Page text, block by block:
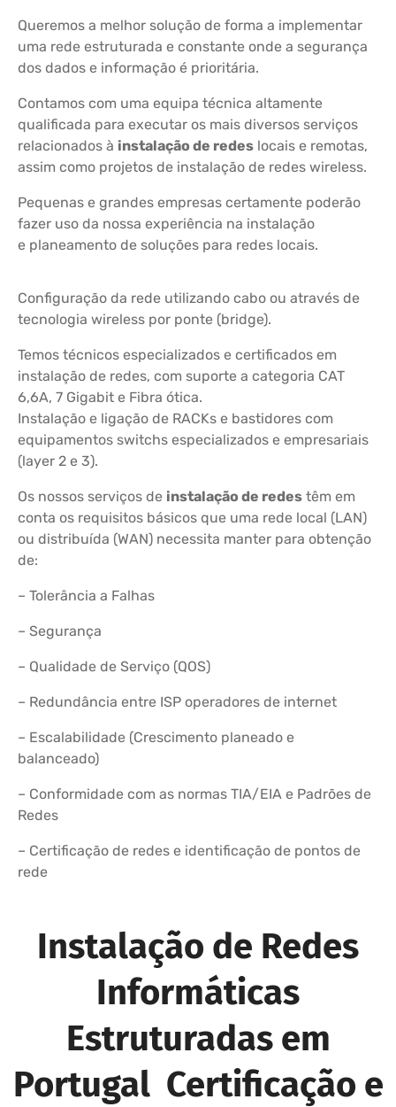
Queremos a melhor solução de forma a implementar
uma rede estruturada e constante onde a segurança
dos dados e informação é prioritária.
Contamos com uma equipa técnica altamente
qualificada para executar os mais diversos serviços
relacionados à instalação de redes locais e remotas,
assim como projetos de instalação de redes wireless.
Pequenas e grandes empresas certamente poderão
fazer uso da nossa experiência na instalação
e planeamento de soluções para redes locais.
Configuração da rede utilizando cabo ou através de
tecnologia wireless por ponte (bridge).
Temos técnicos especializados e certificados em
instalação de redes, com suporte a categoria CAT
6,6A, 7 Gigabit e Fibra ótica.
Instalação e ligação de RACKs e bastidores com
equipamentos switchs especializados e empresariais
(layer 2 e 3).
Os nossos serviços de instalação de redes têm em
conta os requisitos básicos que uma rede local (LAN)
ou distribuída (WAN) necessita manter para obtenção
de:
– Tolerância a Falhas
– Segurança
– Qualidade de Serviço (QOS)
– Redundância entre ISP operadores de internet
– Escalabilidade (Crescimento planeado e
balanceado)
– Conformidade com as normas TIA/EIA e Padrões de
Redes
– Certificação de redes e identificação de pontos de
rede
Instalação de Redes
Informáticas
Estruturadas em
Portugal Certificação e